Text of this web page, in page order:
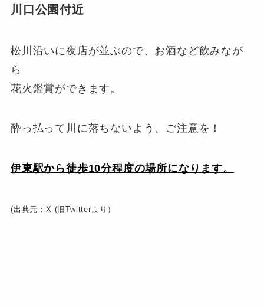
川口公園付近
松川沿いに夜店が並ぶので、お酒など飲みなが
ら
花火鑑賞ができます。
酔っ払って川に落ちないよう、ご注意を！
伊東駅から徒歩10分程度の場所になります。
(出典元：X (旧Twitterより）